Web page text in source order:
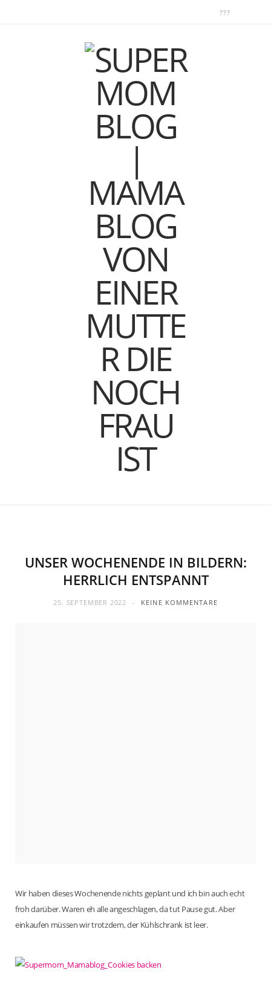
UNSER WOCHENENDE IN BILDERN:
HERRLICH ENTSPANNT
25. SEPTEMBER 2022 KEINE KOMMENTARE
Wir haben dieses Wochenende nichts geplant und ich bin auch echt
froh darüber. Waren eh alle angeschlagen, da tut Pause gut. Aber
einkaufen müssen wir trotzdem, der Kühlschrank ist leer.